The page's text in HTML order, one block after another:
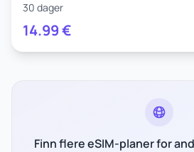
30 dager
14.99€
Finn flere eSIM-planer for